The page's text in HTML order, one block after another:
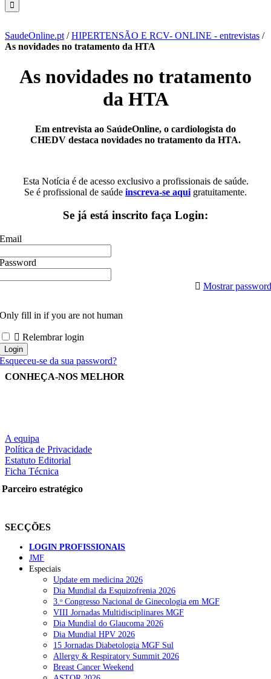
SaudeOnline.pt /HIPERTENSÃO E RCV- ONLINE - entrevistas /
As novidades no tratamento da HTA
As novidades no tratamento
da HTA
Em entrevista ao SaúdeOnline, o cardiologista do
CHEDV destaca novidades no tratamento da HTA.
Esta Notícia é de acesso exclusivo a profissionais de saúde.
Se é profissional de saúde inscreva-se aqui gratuitamente.
Se já está inscrito faça Login:
Email
Password
Mostrar password
Only fill in if you are not human
Relembrar login
Esqueceu-se da sua password?
CONHEÇA-NOS MELHOR
A equipa
Política de Privacidade
Estatuto Editorial
Ficha Técnica
Parceiro estratégico
SECÇÕES
LOGIN PROFISSIONAIS
JMF
Especiais
Update em medicina 2026
Dia Mundial da Esquizofrenia 2026
3.ᵒ Congresso Nacional de Ginecologia em MGF
VIII Jornadas Multidisciplinares MGF
Dia Mundial do Glaucoma 2026
Dia Mundial HPV 2026
15 Jornadas Diabetologia MGF Sul
Allergy & Respiratory Summit 2026
Breast Cancer Weekend